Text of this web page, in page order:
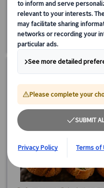
月～土曜日、午前プランは
(5/2・15・18・25、6/24、7/
箇所無料開放日を除く)
4時間